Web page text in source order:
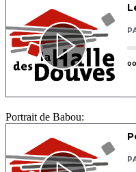
Portrait de Babou: